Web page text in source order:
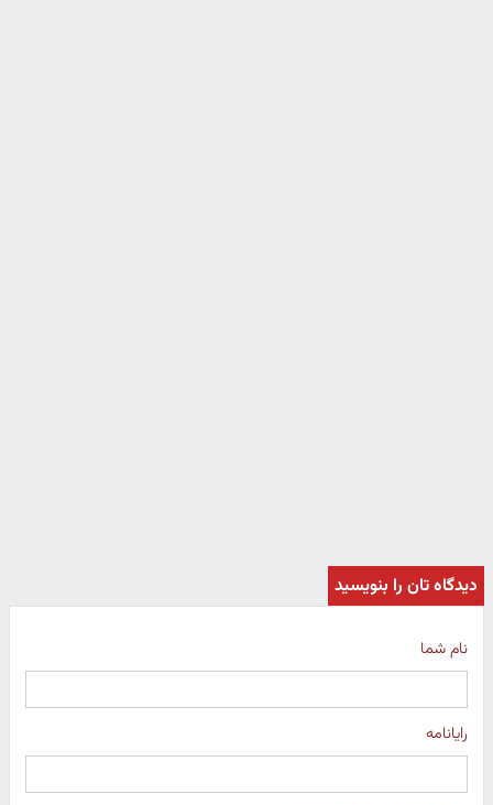
دیدگاه تان را بنویسید
نام شما
رایانامه